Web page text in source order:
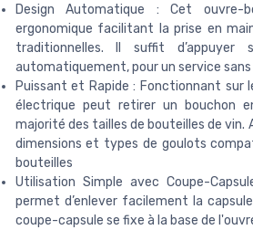
Design Automatique : Cet ouvre-
ergonomique facilitant la prise en
traditionnelles. Il suffit
automatiquement, pour un service
Puissant et Rapide : Fonctionnant sur
électrique peut retirer un bouchon
majorité des tailles de bouteilles de vin.
dimensions et types de goulots
bouteilles
Utilisation Simple avec Coupe-
permet d’enlever facilement la
coupe-capsule se fixe à la base de